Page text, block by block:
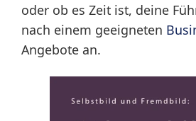
oder ob es Zeit ist, deine
nach einem geeigneten
Angebote an.